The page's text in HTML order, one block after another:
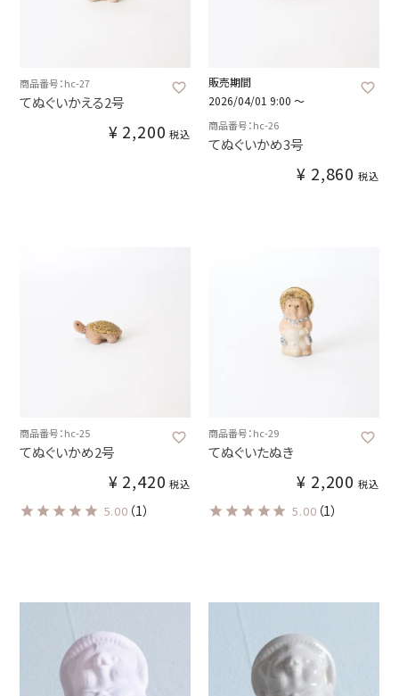
商品番号：hc-27
てぬぐいかえる2号
¥ 2,200 税込
販売期間
2026/04/01 9:00 〜
商品番号：hc-26
てぬぐいかめ3号
¥ 2,860 税込
商品番号：hc-25
てぬぐいかめ2号
¥ 2,420 税込
5.00 （1）
商品番号：hc-29
てぬぐいたぬき
¥ 2,200 税込
5.00 （1）